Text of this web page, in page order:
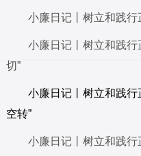
小廉日记丨树立和践
小廉日记丨树立和践
切”
小廉日记丨树立和践
空转”
小廉日记丨树立和践